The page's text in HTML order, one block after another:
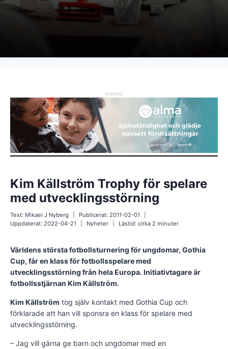
ANNONS
Kim Källström Trophy för spelare
med utvecklingsstörning
Text: Mikael J Nyberg Publicerat: 2011-02-01
Uppdaterat: 2022-04-21 Nyheter Lästid: cirka2minuter
Världens största fotbollsturnering för ungdomar, Gothia
Cup, får en klass för fotbollsspelare med
utvecklingsstörning från hela Europa. Initiativtagare är
fotbollsstjärnan Kim Källström.
Kim Källström tog själv kontakt med Gothia Cup och
förklarade att han vill sponsra en klass för spelare med
utvecklingsstörning.
– Jag vill gärna ge barn och ungdomar med en